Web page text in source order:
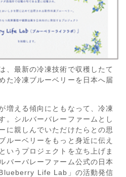
、最新の冷凍技術で収穫したて
た冷凍ブルーベリーを日本へ届
増える傾向にともなって、冷凍
。シルバーバレーファームとし
に親しんでいただけたらとの思
ルーベリーをもっと身近に伝え
うプロジェクトを立ち上げま
バーバレーファーム公式の日本
Life Lab」の活動発信